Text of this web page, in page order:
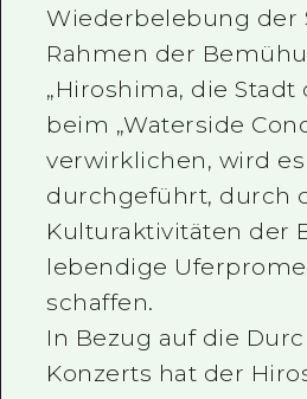
Wiederbelebung der
Rahmen der
„Hiroshima, die Stadt
beim „Waterside
verwirklichen, wird
durchgeführt, durch
Kulturaktivitäten der
lebendige
schaffen.
In Bezug auf die
Konzerts hat der